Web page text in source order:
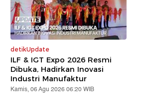
detikUpdate
ILF & IGT Expo 2026 Resmi
Dibuka, Hadirkan Inovasi
Industri Manufaktur
Kamis, 06 Agu 2026 06:20 WIB